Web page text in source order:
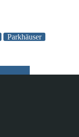
Parkhäuser